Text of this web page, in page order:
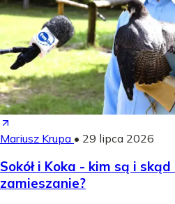
Mariusz Krupa • 29 lipca 2026
Sokół i Koka - kim są i
zamieszanie?